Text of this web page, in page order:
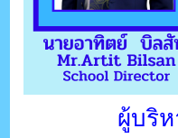
ผู้บริ